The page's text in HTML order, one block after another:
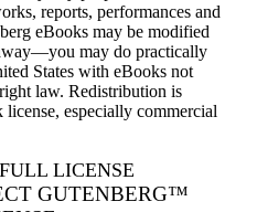
reports, performances and
eBooks may be modified
may do practically
States with eBooks not
law. Redistribution is
license, especially commercial
LICENSE
GUTENBERG™